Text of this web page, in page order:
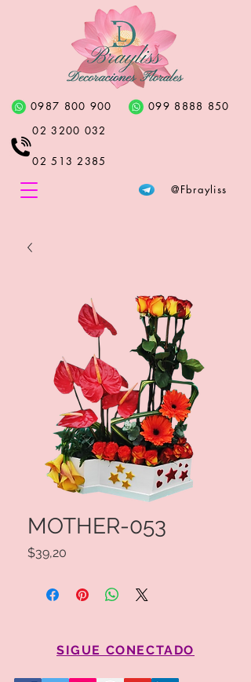
@Fbrayliss
0987 800 900
02 3200 032
02 513 2385
099 8888 850
MOTHER-053
$39,20
SIGUE CONECTADO